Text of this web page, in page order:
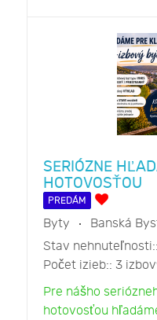
SERIÓZNE
HOTOVOSŤOU
PREDÁM
Byty
Banská
Stav nehnuteľnosti::
Počet izieb:: 3
Pre nášho
hotovosťou